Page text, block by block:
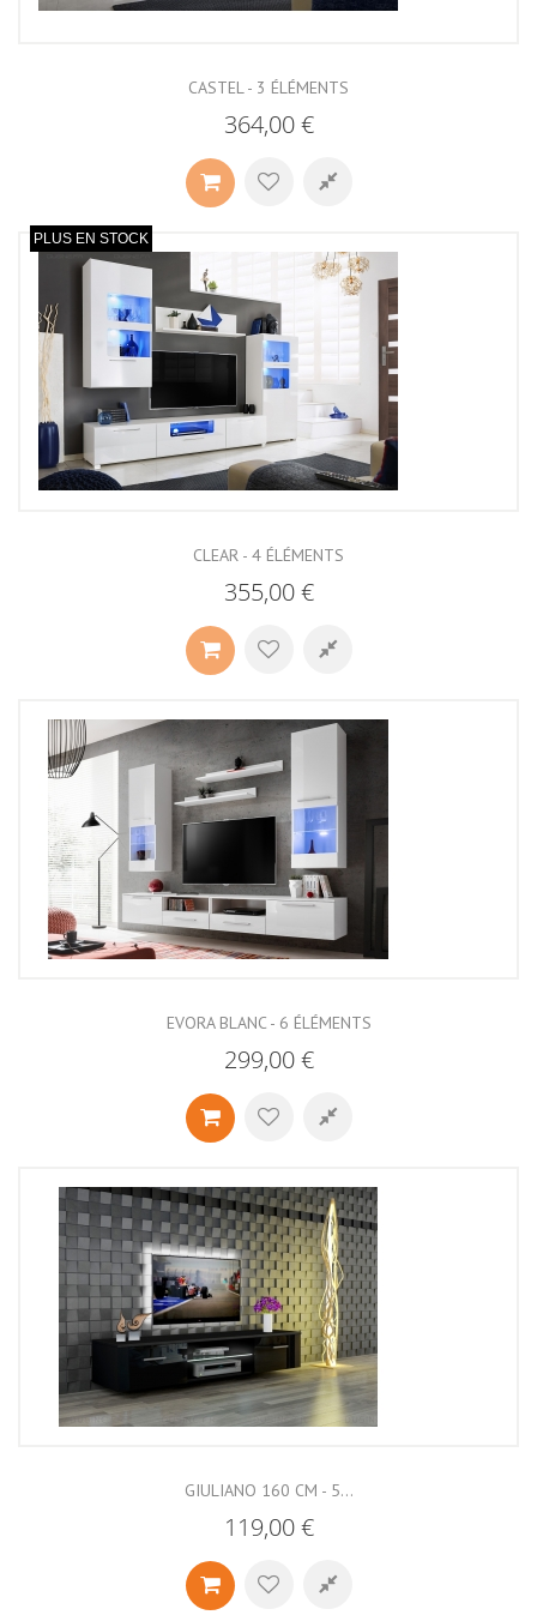
CASTEL - 3 ÉLÉMENTS
364,00 €
PLUS EN STOCK
CLEAR - 4 ÉLÉMENTS
355,00 €
EVORA BLANC - 6 ÉLÉMENTS
299,00 €
GIULIANO 160 CM - 5...
119,00 €